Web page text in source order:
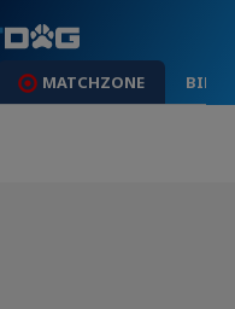
MATCHZONE